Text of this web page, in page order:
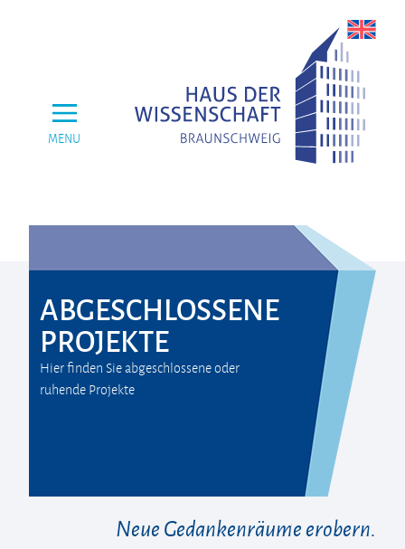
MENU
ABGESCHLOSSENE
PROJEKTE
Hier finden Sie abgeschlossene oder
ruhende Projekte
Neue Gedankenräume erobern.